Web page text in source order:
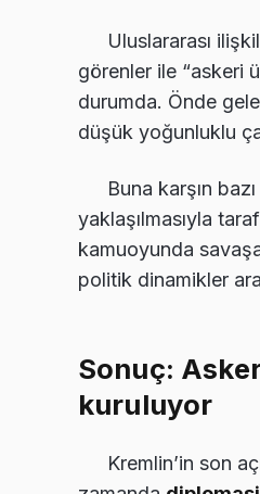
Uluslararası
görenler ile “askeri
durumda. Önde
düşük yoğunluklu
Buna karşın
yaklaşılmasıyla
kamuoyunda
politik dinamikler
Sonuç:
kuruluyor
Kremlin’in son